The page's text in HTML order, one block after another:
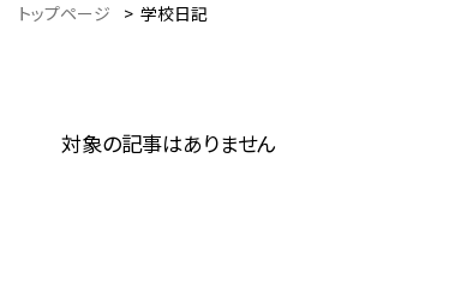
トップページ > 学校日記
対象の記事はありません